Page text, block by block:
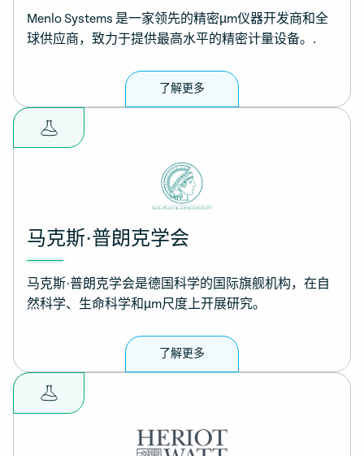
Menlo Systems 是一家领先的精密µm仪器开发商和全
球供应商，致力于提供最高水平的精密计量设备。.
了解更多
马克斯·普朗克学会
马克斯·普朗克学会是德国科学的国际旗舰机构，在自
然科学、生命科学和µm尺度上开展研究。
了解更多